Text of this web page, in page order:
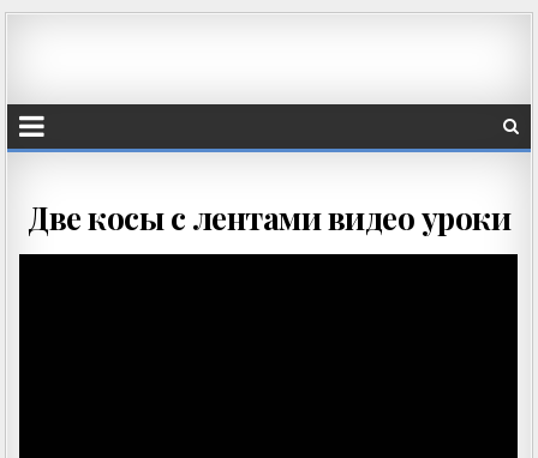
Две косы с лентами видео уроки